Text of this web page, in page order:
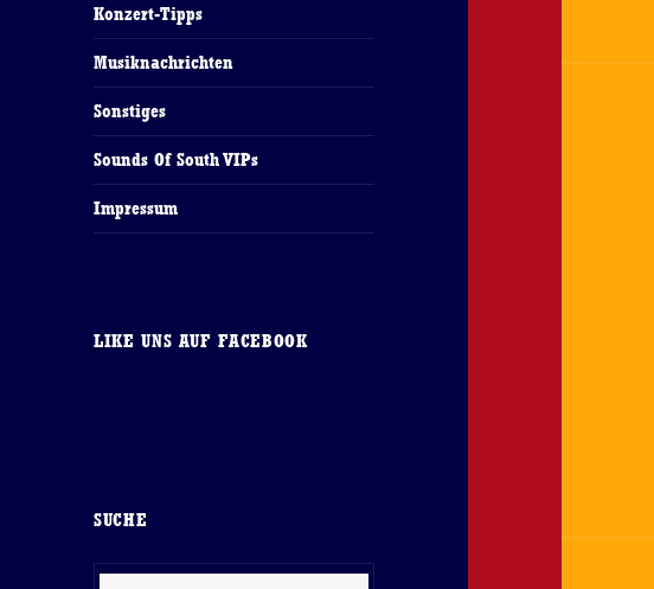
Konzert-Tipps
Musiknachrichten
Sonstiges
Sounds Of South VIPs
Impressum
LIKE UNS AUF FACEBOOK
SUCHE